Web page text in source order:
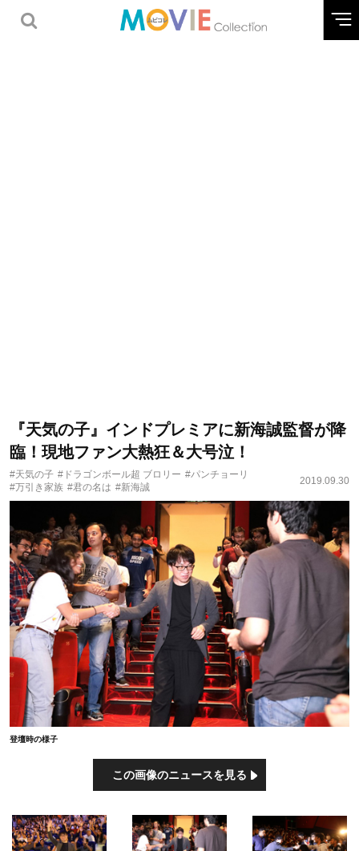
『天気の子』インドプレミアに新海誠監督が降
臨！現地ファン大熱狂＆大号泣！
#天気の子 #ドラゴンボール超 ブロリー #パンチョーリ
#万引き家族 #君の名は #新海誠
2019.09.30
登壇時の様子
この画像のニュースを見る